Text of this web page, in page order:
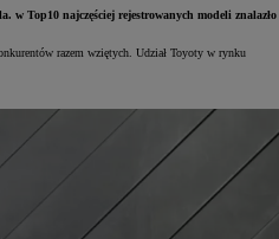
Top10 najczęściej rejestrowanych modeli znalazło
razem wziętych. Udział Toyoty w rynku